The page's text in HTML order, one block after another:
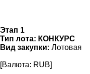
Этап 1
Тип лота: КОНКУРС
Вид закупки: Лотовая
[Валюта: RUB]